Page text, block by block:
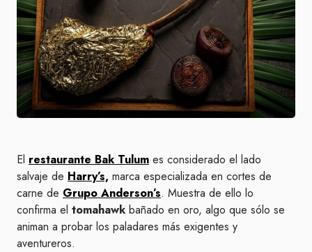
El restaurante Bak Tulum es considerado el lado
salvaje de Harry’s, marca especializada en cortes de
carne de Grupo Anderson’s. Muestra de ello lo
confirma el tomahawk bañado en oro, algo que sólo se
animan a probar los paladares más exigentes y
aventureros.